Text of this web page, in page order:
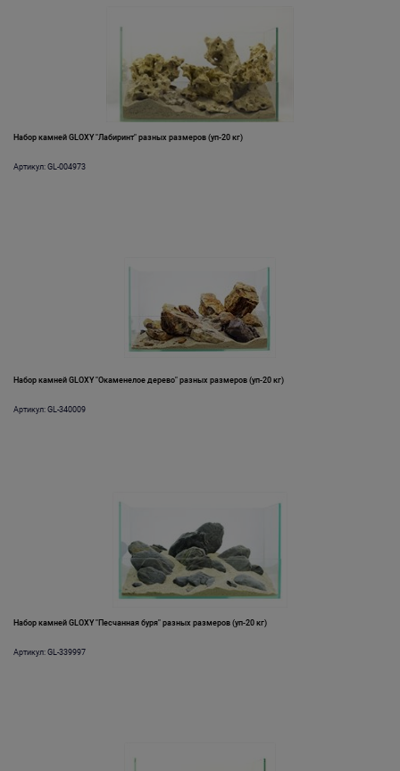
Набор камней GLOXY "Лабиринт" разных размеров (уп-20 кг)
Артикул: GL-004973
Набор камней GLOXY "Окаменелое дерево" разных размеров (уп-20 кг)
Артикул: GL-340009
Набор камней GLOXY "Песчанная буря" разных размеров (уп-20 кг)
Артикул: GL-339997